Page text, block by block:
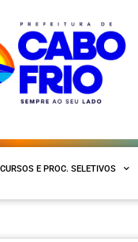
E PROC. SELETIVOS